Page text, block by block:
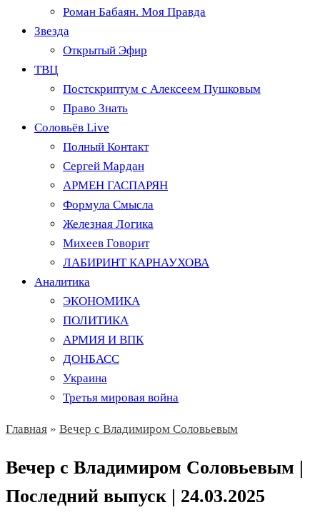
Роман Бабаян. Моя Правда
Звезда
Открытый Эфир
ТВЦ
Постскриптум с Алексеем Пушковым
Право Знать
Соловьёв Live
Полный Контакт
Сергей Мардан
АРМЕН ГАСПАРЯН
Формула Смысла
Железная Логика
Михеев Говорит
ЛАБИРИНТ КАРНАУХОВА
Аналитика
ЭКОНОМИКА
ПОЛИТИКА
АРМИЯ И ВПК
ДОНБАСС
Украина
Третья мировая война
Главная » Вечер с Владимиром Соловьевым
Вечер с Владимиром Соловьевым |
Последний выпуск | 24.03.2025